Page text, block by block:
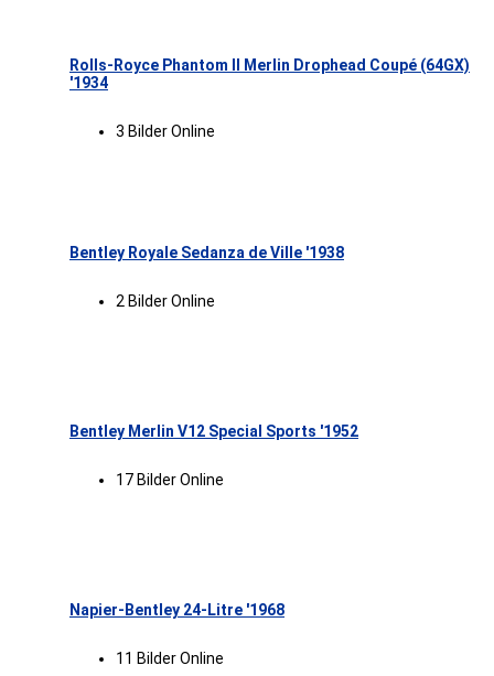
Rolls-Royce Phantom II Merlin Drophead Coupé (64GX)
'1934
3 Bilder Online
Bentley Royale Sedanza de Ville '1938
2 Bilder Online
Bentley Merlin V12 Special Sports '1952
17 Bilder Online
Napier-Bentley 24-Litre '1968
11 Bilder Online